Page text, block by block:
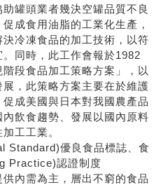
罐頭業者幾決空罐品質不良
成食用油脂的工業化生產，
冷凍食品的加工技術，以符
同時，此工作會報於1982
段食品加工策略方案」，以
，此策略方案主要在於維護
成美國與日本對我國農產品
飲食趨勢、發展以國內原料
工工業。
Standard)優良食品標誌、食
Practice)認證制度
內需為主，層出不窮的食品